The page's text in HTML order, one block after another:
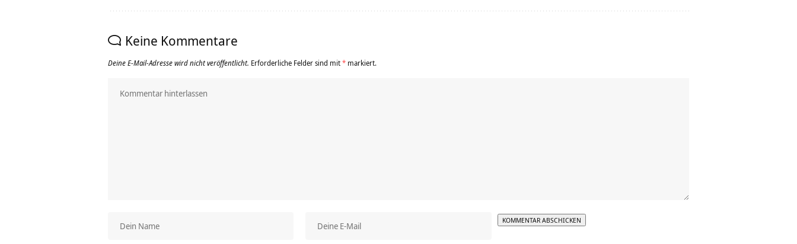
Keine Kommentare
Deine E-Mail-Adresse wird nicht veröffentlicht. Erforderliche Felder sind mit* markiert.